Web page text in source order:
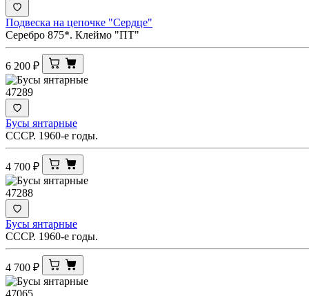
Подвеска на цепочке "Сердце"
Серебро 875*. Клеймо "ПТ"
6 200 ₽
47289
Бусы янтарные
СССР. 1960-е годы.
4 700 ₽
47288
Бусы янтарные
СССР. 1960-е годы.
4 700 ₽
47065